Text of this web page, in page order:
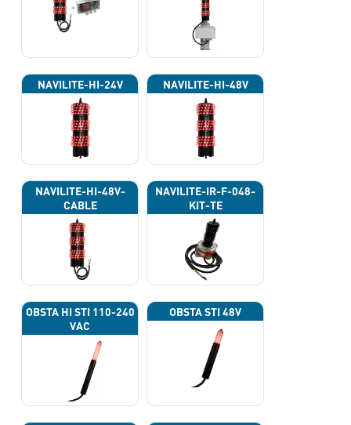
NAVILITE-HI-24V NAVILITE-HI-48V
NAVILITE-HI-48V-
CABLE
NAVILITE-IR-F-048-
KIT-TE
OBSTA HI STI 110-240
VAC
OBSTA STI 48V